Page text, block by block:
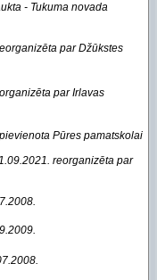
- Tukuma novada
par Džūkstes
par Irlavas
Pūres pamatskolai
reorganizēta par